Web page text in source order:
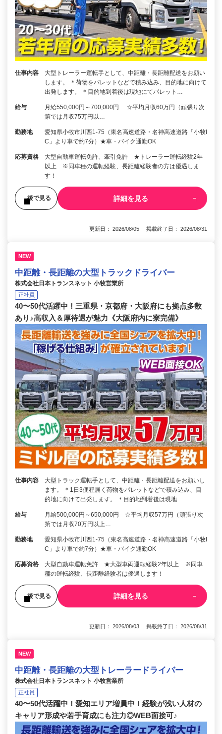
仕事内容
大型トレーラー運転手として、中距離・長距離配送をお願い
します。 ＊荷物をパレットなどで積み込み、目的地に向けて
出発します。 ＊目的地到着後は現地にてパレット…
給与
月給550,000円～700,000円 ☆平均月収60万円（頑張り次
第では月収75万円以…
勤務地
愛知県小牧市川西1-75（東名高速道路・名神高速道路「小牧I
C」より車で約7分）★車・バイク通勤OK
応募資格
大型自動車運転免許、牽引免許 ★トレーラー運転経験2年
以上 ※同車種の運転経験、長距離経験者の方は優遇しま
す！
後で見る 詳細を見る
更新日： 2026/08/05 掲載終了日： 2026/08/31
NEW
中距離・長距離の大型トラックドライバー
株式会社日本トランスネット 小牧営業所
正社員
40〜50代活躍中！三重県・京都府・大阪府にも拠点多数
あり♪高収入＆厚待遇が魅力《大阪府内に寮完備》
仕事内容
大型トラック運転手として、中距離・長距離配送をお願いし
ます。 ＊1日3便程届く荷物をパレットなどで積み込み、目
的地に向けて出発します。 ＊目的地到着後は現地…
給与
月給500,000円～650,000円 ☆平均月収57万円（頑張り次
第では月収70万円以上…
勤務地
愛知県小牧市川西1-75（東名高速道路・名神高速道路「小牧I
C」より車で約7分）★車・バイク通勤OK
応募資格
大型自動車運転免許 ★大型車両運転経験2年以上 ※同車
種の運転経験、長距離経験者は優遇します！
後で見る 詳細を見る
更新日： 2026/08/03 掲載終了日： 2026/08/31
NEW
中距離・長距離の大型トレーラードライバー
株式会社日本トランスネット 小牧営業所
正社員
40〜50代活躍中！愛知エリア増員中！経験が浅い人材の
キャリア形成や若手育成にも注力◎WEB面接可♪